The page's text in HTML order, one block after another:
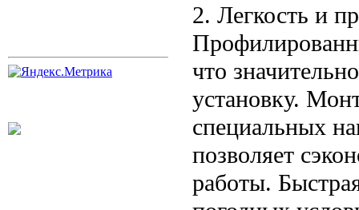
2. Легкость и
что
установку.
специальных
позволяет
работы.